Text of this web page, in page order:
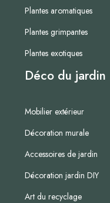
Plantes aromatiques
Plantes grimpantes
Plantes exotiques
Déco du jardin
Mobilier extérieur
Décoration murale
Accessoires de jardin
Décoration jardin DIY
Art du recyclage